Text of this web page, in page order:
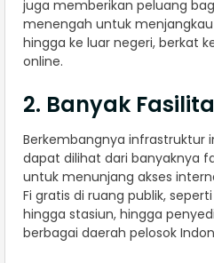
juga memberikan peluang
menengah untuk
hingga ke luar negeri, berkat
online.
2. Banyak
Berkembangnya infrastruktur
dapat dilihat dari banyaknya
untuk menunjang akses
Fi gratis di ruang publik,
hingga stasiun, hingga
berbagai daerah pelosok